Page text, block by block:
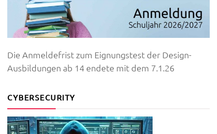
Die Anmeldefrist zum Eignungstest der Design-
Ausbildungen ab 14 endete mit dem 7.1.26
CYBERSECURITY